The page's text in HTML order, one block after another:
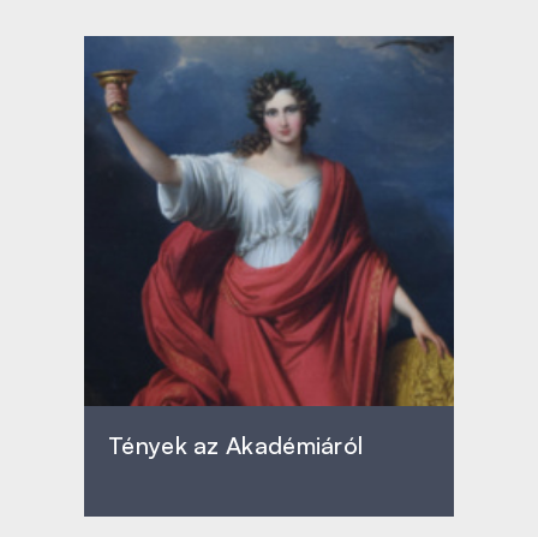
Tények az Akadémiáról